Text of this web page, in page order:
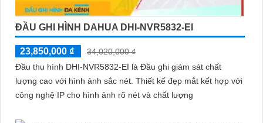
ĐẦU GHI HÌNH DAHUA DHI-NVR5832-EI
23,850,000 ₫
34,020,000 ₫
Đầu thu hình DHI-NVR5832-EI là Đầu ghi giám sát chất
lượng cao với hình ảnh sắc nét. Thiết kế đẹp mắt kết hợp với
công nghệ IP cho hình ảnh rõ nét và chất lượng